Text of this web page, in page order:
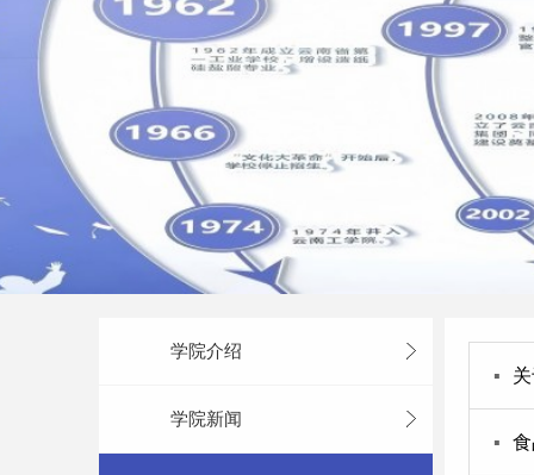
学院介绍
学院新闻
▪
▪